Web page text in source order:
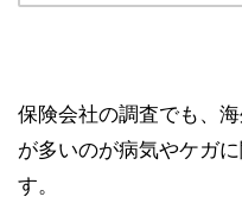
保険会社の調査でも、
が多いのが病気やケガ
す。